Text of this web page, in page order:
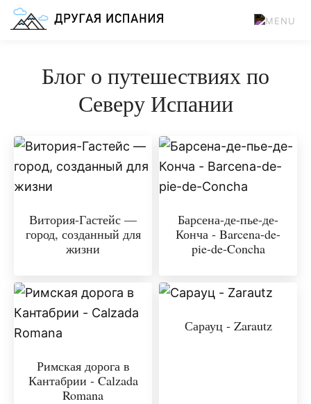
Блог о путешествиях по
Северу Испании
Витория-Гастейс —
город, созданный для
жизни
Барсена-де-пье-де-
Конча - Barcena-de-
pie-de-Concha
Римская дорога в
Кантабрии - Calzada
Romana
Сарауц - Zarautz